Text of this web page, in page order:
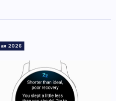
2026